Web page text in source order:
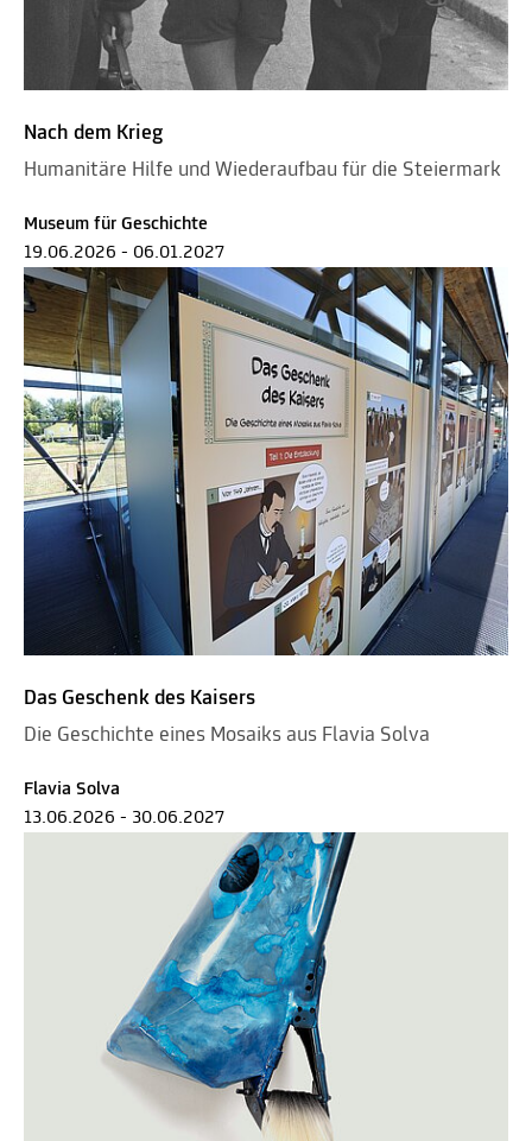
Nach dem Krieg
Humanitäre Hilfe und Wiederaufbau für die Steiermark
Museum für Geschichte
19.06.2026 - 06.01.2027
Das Geschenk des Kaisers
Die Geschichte eines Mosaiks aus Flavia Solva
Flavia Solva
13.06.2026 - 30.06.2027